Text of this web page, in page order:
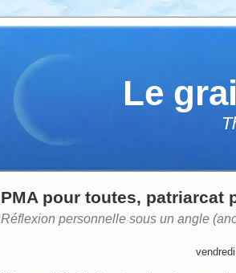
Le
PMA pour toutes, patriarcat
Réflexion personnelle sous un angle